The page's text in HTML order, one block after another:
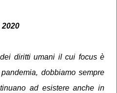
2020
diritti umani il cui focus è
dobbiamo sempre
ad esistere anche in